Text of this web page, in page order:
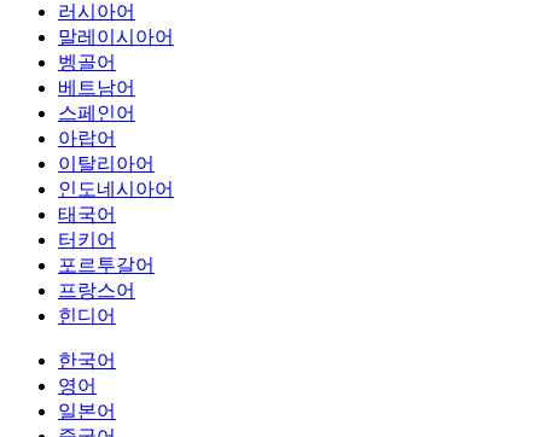
러시아어
말레이시아어
벵골어
베트남어
스페인어
아랍어
이탈리아어
인도네시아어
태국어
터키어
포르투갈어
프랑스어
힌디어
한국어
영어
일본어